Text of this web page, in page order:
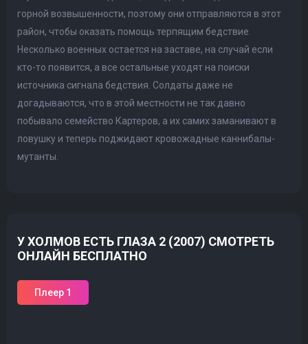
горной возвышенности, поэтому они отправляются в этот
район, чтобы оказать помощь терпящим бедствие.
Несколько военных остается на заставе, на случай если
кто-то появится, а все остальные уходят на поиски
источника сигнала бедствия. Солдаты даже не
догадываются, что в этой местности не так давно
побывало семейство Картеров, а их самих заманивают в
ловушку и теперь поджидают кровожадные каннибалы-
мутанты.
У ХОЛМОВ ЕСТЬ ГЛАЗА 2 (2007) СМОТРЕТЬ
ОНЛАЙН БЕСПЛАТНО
Плеер 1